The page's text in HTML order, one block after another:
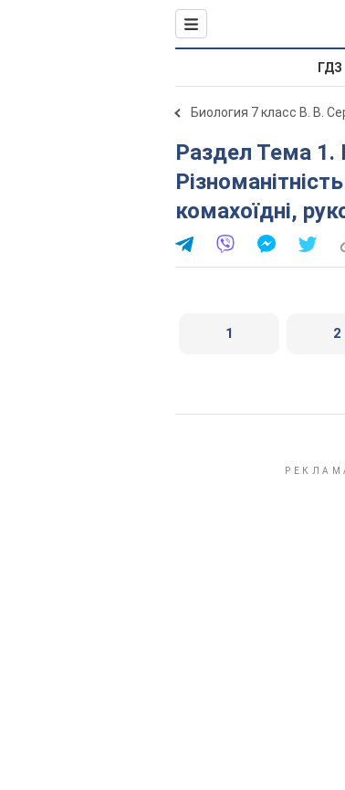
ГДЗ
Биология 7 класс В. В.
Раздел Тема 1. Різноманітність тварин. § 23.
комахоїдні,
1 2